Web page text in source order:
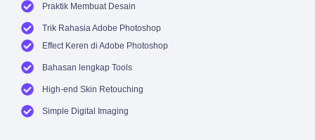
Praktik Membuat Desain
Trik Rahasia Adobe Photoshop
Effect Keren di Adobe Photoshop
Bahasan lengkap Tools
High-end Skin Retouching
Simple Digital Imaging